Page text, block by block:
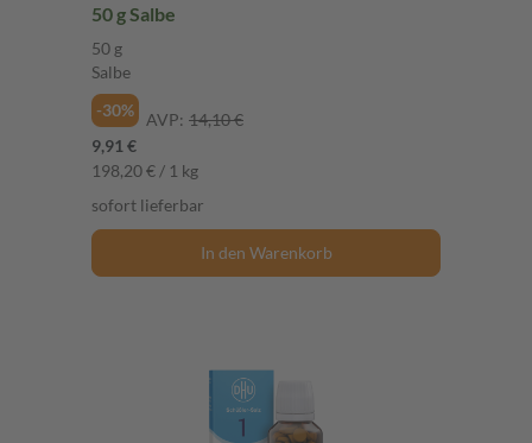
50 g Salbe
50 g
Salbe
-30%
AVP: 14,10 €
9,91 €
198,20 € / 1 kg
sofort lieferbar
In den Warenkorb